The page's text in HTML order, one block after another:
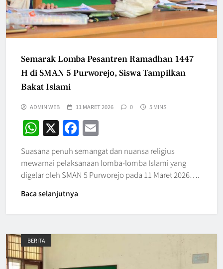
Semarak Lomba Pesantren Ramadhan 1447
H di SMAN 5 Purworejo, Siswa Tampilkan
Bakat Islami
ADMIN WEB 11 MARET 2026 0 5 MINS
WhatsApp
X Facebook
Suasana penuh semangat dan nuansa religius
mewarnai pelaksanaan lomba-lomba Islami yang
digelar oleh SMAN 5 Purworejo pada 11 Maret 2026….
Baca selanjutnya
BERITA